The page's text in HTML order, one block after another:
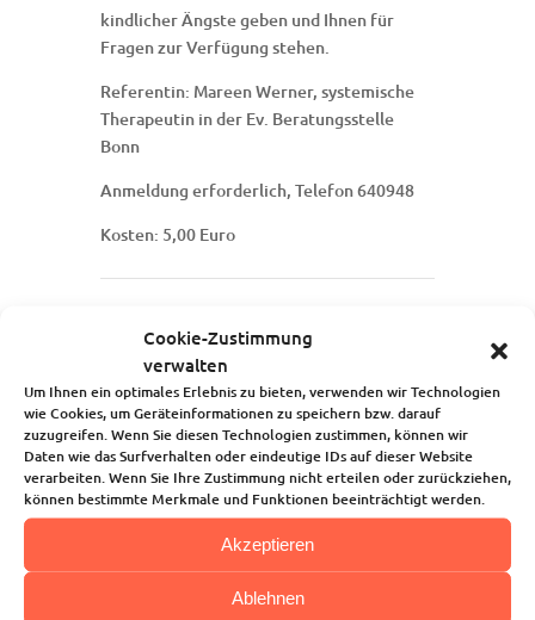
Cookie-Zustimmung
verwalten
Um Ihnen ein optimales Erlebnis zu bieten, verwenden wir Technologien
wie Cookies, um Geräteinformationen zu speichern bzw. darauf
zuzugreifen. Wenn Sie diesen Technologien zustimmen, können wir
Daten wie das Surfverhalten oder eindeutige IDs auf dieser Website
verarbeiten. Wenn Sie Ihre Zustimmung nicht erteilen oder zurückziehen,
können bestimmte Merkmale und Funktionen beeinträchtigt werden.
Akzeptieren
Ablehnen
kindlicher Ängste geben und Ihnen für
Fragen zur Verfügung stehen.
Referentin: Mareen Werner, systemische
Therapeutin in der Ev. Beratungsstelle
Bonn
Anmeldung erforderlich, Telefon 640948
Kosten: 5,00 Euro
Unsere Angebote
Die Kindertagesstätte
Blog
Kalender
Kontakt